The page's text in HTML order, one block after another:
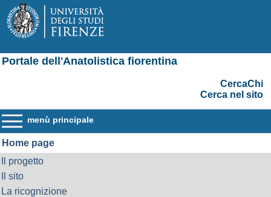
Portale dell'Anatolistica fiorentina
CercaChi
Cerca nel sito
menù principale
Home page
Il progetto
Il sito
La ricognizione